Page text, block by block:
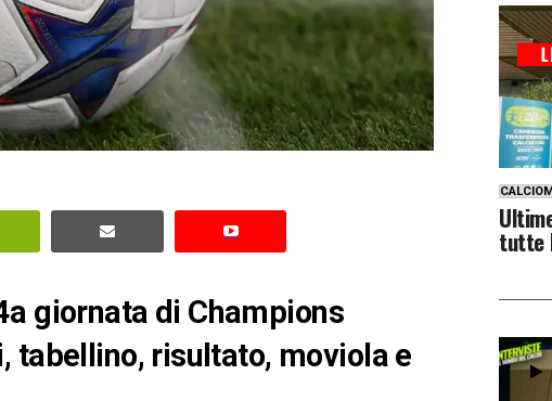
giornata di Champions
tabellino, risultato, moviola e
tutte